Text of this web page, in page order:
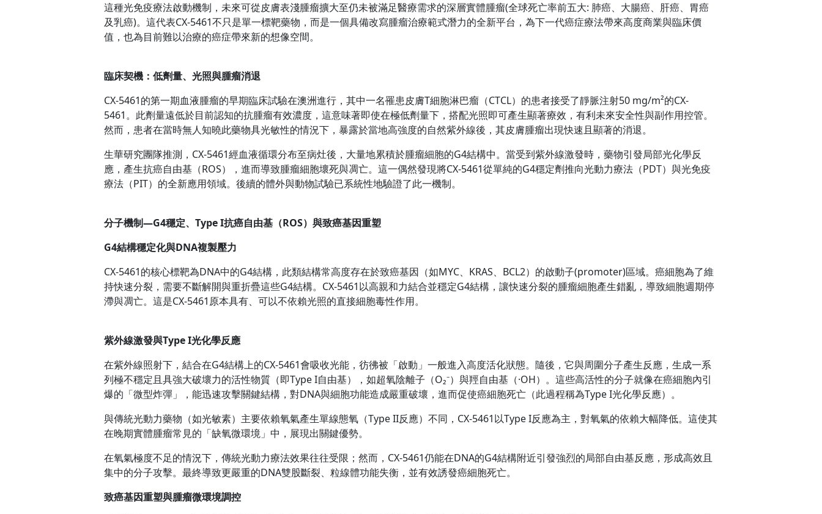
這種光免疫療法啟動機制，未來可從皮膚表淺腫瘤擴大至仍未被滿足醫療需求的深層實體腫瘤(全球死亡率前五大: 肺癌、大腸癌、肝癌、胃癌
及乳癌)。這代表CX-5461不只是單一標靶藥物，而是一個具備改寫腫瘤治療範式潛力的全新平台，為下一代癌症療法帶來高度商業與臨床價
值，也為目前難以治療的癌症帶來新的想像空間。
臨床契機：低劑量、光照與腫瘤消退
CX-5461的第一期血液腫瘤的早期臨床試驗在澳洲進行，其中一名罹患皮膚T細胞淋巴瘤（CTCL）的患者接受了靜脈注射50 mg/m²的CX-
5461。此劑量遠低於目前認知的抗腫瘤有效濃度，這意味著即使在極低劑量下，搭配光照即可產生顯著療效，有利未來安全性與副作用控管。
然而，患者在當時無人知曉此藥物具光敏性的情況下，暴露於當地高強度的自然紫外線後，其皮膚腫瘤出現快速且顯著的消退。
生華研究團隊推測，CX-5461經血液循環分布至病灶後，大量地累積於腫瘤細胞的G4結構中。當受到紫外線激發時，藥物引發局部光化學反
應，產生抗癌自由基（ROS），進而導致腫瘤細胞壞死與凋亡。這一偶然發現將CX-5461從單純的G4穩定劑推向光動力療法（PDT）與光免疫
療法（PIT）的全新應用領域。後續的體外與動物試驗已系統性地驗證了此一機制。
分子機制—G4穩定、Type I抗癌自由基（ROS）與致癌基因重塑
G4結構穩定化與DNA複製壓力
CX-5461的核心標靶為DNA中的G4結構，此類結構常高度存在於致癌基因（如MYC、KRAS、BCL2）的啟動子(promoter)區域。癌細胞為了維
持快速分裂，需要不斷解開與重折疊這些G4結構。CX-5461以高親和力結合並穩定G4結構，讓快速分裂的腫瘤細胞產生錯亂，導致細胞週期停
滯與凋亡。這是CX-5461原本具有、可以不依賴光照的直接細胞毒性作用。
紫外線激發與Type I光化學反應
在紫外線照射下，結合在G4結構上的CX-5461會吸收光能，彷彿被「啟動」一般進入高度活化狀態。隨後，它與周圍分子產生反應，生成一系
列極不穩定且具強大破壞力的活性物質（即Type I自由基），如超氧陰離子（O₂⁻）與羥自由基（·OH）。這些高活性的分子就像在癌細胞內引
爆的「微型炸彈」，能迅速攻擊關鍵結構，對DNA與細胞功能造成嚴重破壞，進而促使癌細胞死亡（此過程稱為Type I光化學反應）。
與傳統光動力藥物（如光敏素）主要依賴氧氣產生單線態氧（Type II反應）不同，CX-5461以Type I反應為主，對氧氣的依賴大幅降低。這使其
在晚期實體腫瘤常見的「缺氧微環境」中，展現出關鍵優勢。
在氧氣極度不足的情況下，傳統光動力療法效果往往受限；然而，CX-5461仍能在DNA的G4結構附近引發強烈的局部自由基反應，形成高效且
集中的分子攻擊。最終導致更嚴重的DNA雙股斷裂、粒線體功能失衡，並有效誘發癌細胞死亡。
致癌基因重塑與腫瘤微環境調控